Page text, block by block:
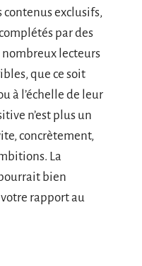
contenus exclusifs,
par des
nombreux lecteurs
que ce soit
à l’échelle de leur
n’est plus un
concrètement,
La
bien
rapport au